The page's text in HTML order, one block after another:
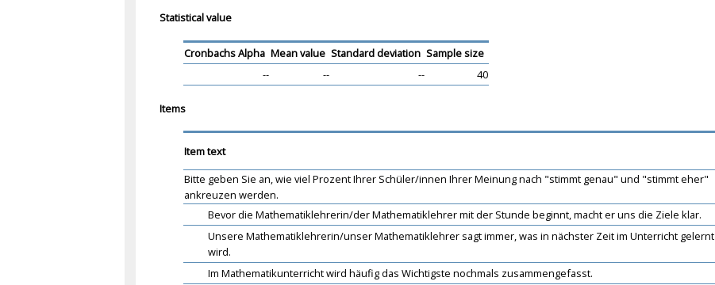
Statistical value
Cronbachs Alpha Mean value Standard deviation Sample size
--
-- -- 40
Items
Item text
Bitte geben Sie an, wie viel Prozent Ihrer Schüler/innen Ihrer Meinung nach "stimmt genau" und "stimmt eher"
ankreuzen werden.
Bevor die Mathematiklehrerin/der Mathematiklehrer mit der Stunde beginnt, macht er uns die Ziele klar.
Unsere Mathematiklehrerin/unser Mathematiklehrer sagt immer, was in nächster Zeit im Unterricht gelernt
wird.
Im Mathematikunterricht wird häufig das Wichtigste nochmals zusammengefasst.